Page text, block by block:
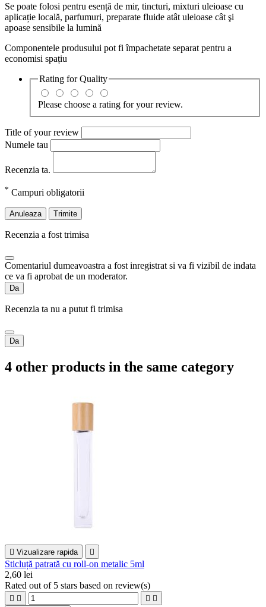
Se poate folosi pentru esență de mir, tincturi, mixturi uleioase cu
aplicație locală, parfumuri, preparate fluide atât uleioase cât şi
apoase sensibile la lumină
Componentele produsului pot fi împachetate separat pentru a
economisi spațiu
Rating forQuality
Please choose a rating for your review.
Title of your review
Numele tau
Recenzia ta.
* Campuri obligatorii
Anuleaza Trimite
Recenzia a fost trimisa
Comentariul dumeavoastra a fost inregistrat si va fi vizibil de indata
ce va fi aprobat de un moderator.
Da
Recenzia ta nu a putut fi trimisa
Da
4 other products in the same category
 Vizualizare rapida 
Sticluță patrată cu roll-on metalic 5ml
2,60 lei
Rated out of 5 stars based on review(s)
   